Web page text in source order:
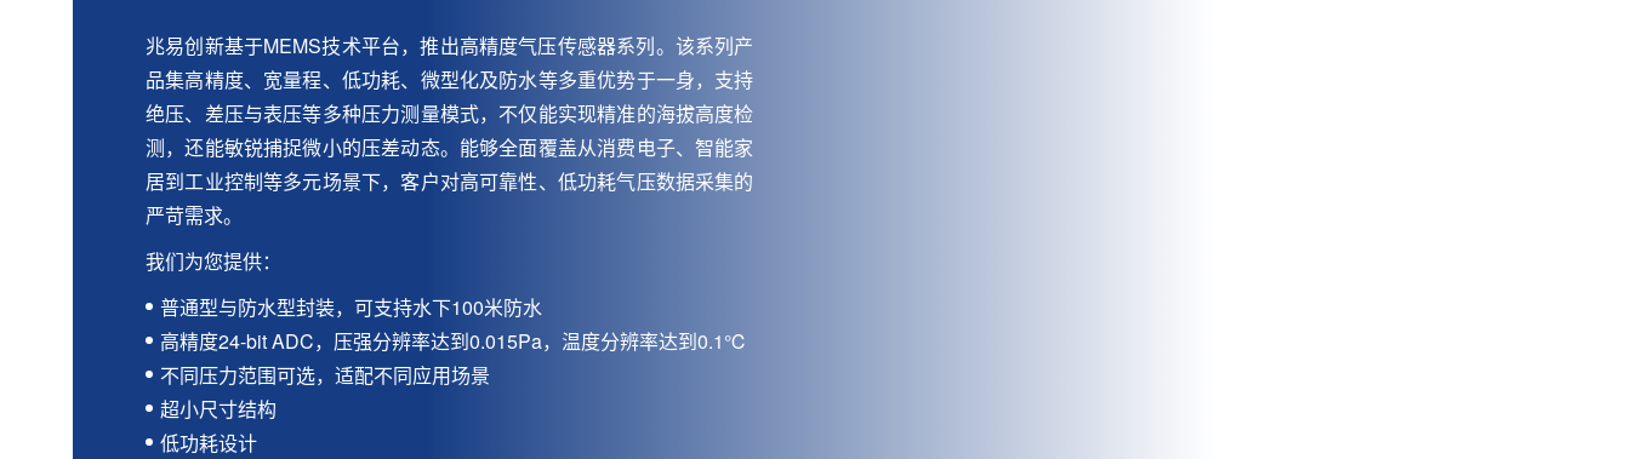
兆易创新基于MEMS技术平台，推出高精度气压传感器系列。该系列产
品集高精度、宽量程、低功耗、微型化及防水等多重优势于一身，支持
绝压、差压与表压等多种压力测量模式，不仅能实现精准的海拔高度检
测，还能敏锐捕捉微小的压差动态。能够全面覆盖从消费电子、智能家
居到工业控制等多元场景下，客户对高可靠性、低功耗气压数据采集的
严苛需求。
我们为您提供：
普通型与防水型封装，可支持水下100米防水
高精度24-bit ADC，压强分辨率达到0.015Pa，温度分辨率达到0.1℃
不同压力范围可选，适配不同应用场景
超小尺寸结构
低功耗设计